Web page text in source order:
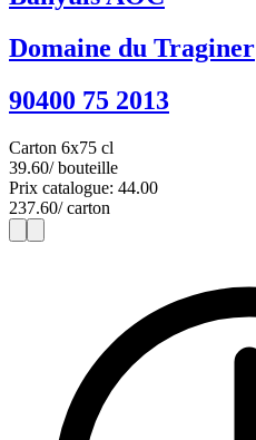
Domaine du Traginer
90400 75 2013
Carton 6x75 cl
39.60/ bouteille
Prix catalogue: 44.00
237.60/ carton
1